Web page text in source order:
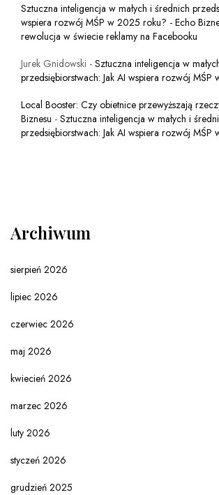
Sztuczna inteligencja w małych i średnich
wspiera rozwój MŚP w 2025 roku? - Echo
rewolucja w świecie reklamy na Facebooku
Jurek Gnidowski - Sztuczna inteligencja w
przedsiębiorstwach: Jak AI wspiera rozwój
Local Booster: Czy obietnice przewyższają
Biznesu - Sztuczna inteligencja w małych i
przedsiębiorstwach: Jak AI wspiera rozwój
Archiwum
sierpień 2026
lipiec 2026
czerwiec 2026
maj 2026
kwiecień 2026
marzec 2026
luty 2026
styczeń 2026
grudzień 2025